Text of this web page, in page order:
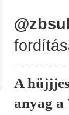
A
anyag a